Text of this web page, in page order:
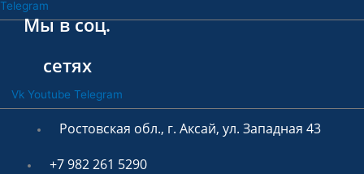
Telegram
Мы в соц.
сетях
Vk Youtube Telegram
Ростовская обл., г. Аксай, ул. Западная 43
+7 982 261 5290